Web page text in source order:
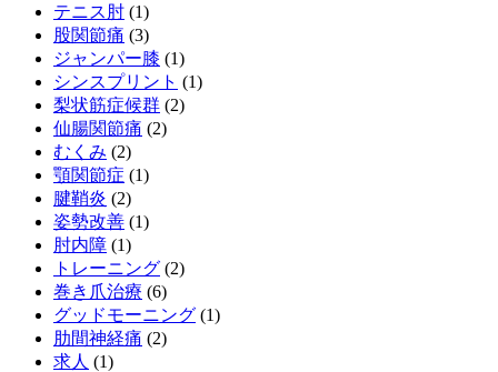
テニス肘 (1)
股関節痛 (3)
ジャンパー膝 (1)
シンスプリント (1)
梨状筋症候群 (2)
仙腸関節痛 (2)
むくみ (2)
顎関節症 (1)
腱鞘炎 (2)
姿勢改善 (1)
肘内障 (1)
トレーニング (2)
巻き爪治療 (6)
グッドモーニング (1)
肋間神経痛 (2)
求人 (1)